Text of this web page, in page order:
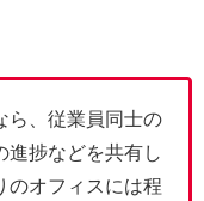
ら、従業員同士の
進捗などを共有し
のオフィスには程